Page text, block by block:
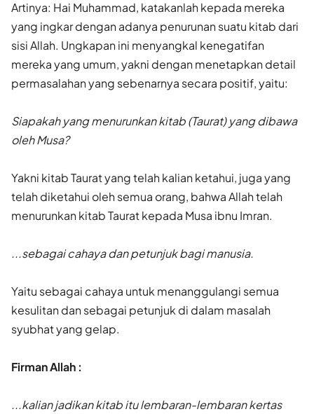
Artinya: Hai Muhammad, katakanlah kepada mereka
yang ingkar dengan adanya penurunan suatu kitab dari
sisi Allah. Ungkapan ini menyangkal kenegatifan
mereka yang umum, yakni dengan menetapkan detail
permasalahan yang sebenarnya secara positif, yaitu:
Siapakah yang menurunkan kitab (Taurat) yang dibawa
oleh Musa?
Yakni kitab Taurat yang telah kalian ketahui, juga yang
telah diketahui oleh semua orang, bahwa Allah telah
menurunkan kitab Taurat kepada Musa ibnu Imran.
...sebagai cahaya dan petunjuk bagi manusia.
Yaitu sebagai cahaya untuk menanggulangi semua
kesulitan dan sebagai petunjuk di dalam masalah
syubhat yang gelap.
Firman Allah :
...kalian jadikan kitab itu lembaran-lembaran kertas